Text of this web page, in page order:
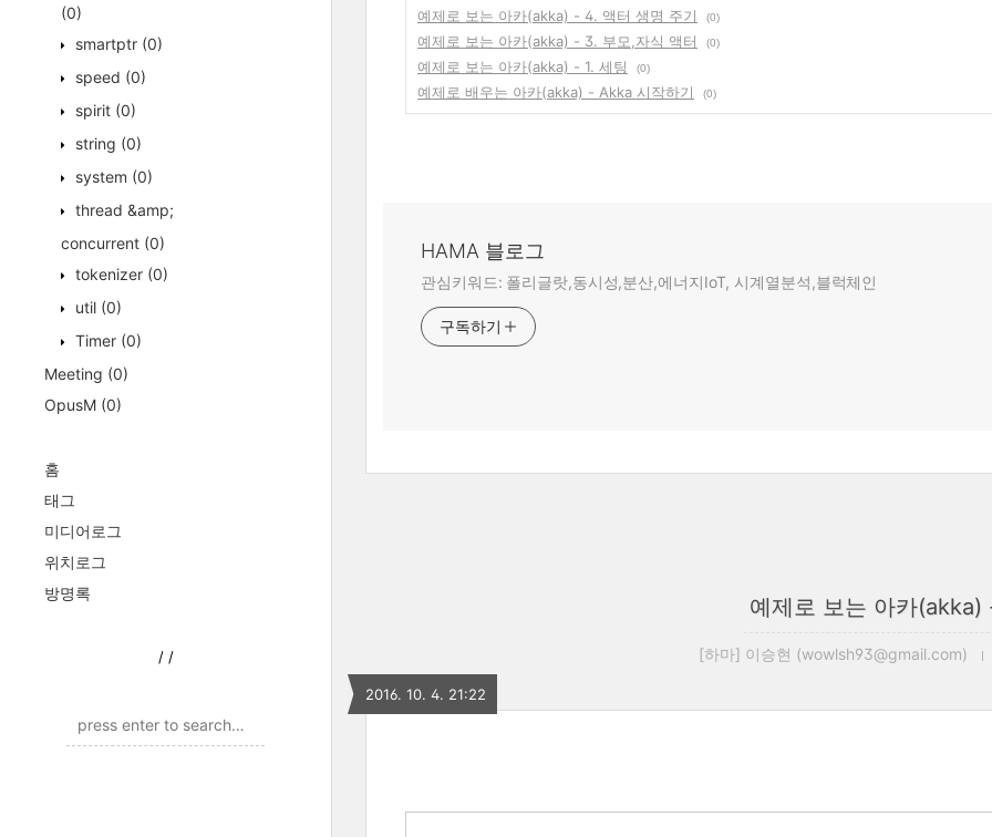
(0)
smartptr (0)
speed (0)
spirit (0)
string (0)
system (0)
thread &amp;
concurrent (0)
tokenizer (0)
util (0)
Timer (0)
Meeting (0)
OpusM (0)
홈
태그
미디어로그
위치로그
방명록
/ /
예제로 보는 아카(akka) - 4. 액터 생명 주기
(0)
예제로 보는 아카(akka) - 3. 부모,자식 액터
(0)
예제로 보는 아카(akka) - 1. 세팅
(0)
예제로 배우는 아카(akka) - Akka 시작하기
(0)
HAMA 블로그
관심키워드: 폴리글랏,동시성,분산,에너지IoT, 시계열분석,블럭체인
구독하기
예제로 보는 아카(akka)
[하마] 이승현 (wowlsh93@gmail.com)
2016. 10. 4. 21:22